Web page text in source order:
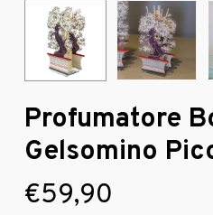
Profumatore
Gelsomino
€59,90